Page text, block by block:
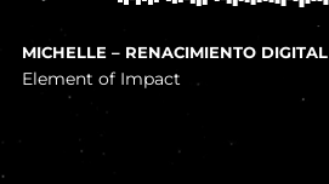
MICHELLE – RENACIMIENTO DIGITAL
Element of Impact